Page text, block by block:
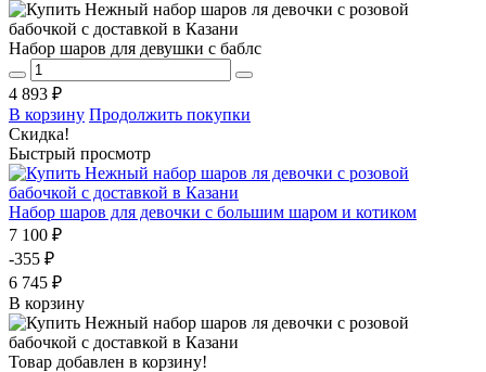
Набор шаров для девушки с баблс
4 893 ₽
В корзину Продолжить покупки
Скидка!
Быстрый просмотр
Набор шаров для девочки с большим шаром и котиком
7 100 ₽
-355 ₽
6 745 ₽
В корзину
Товар добавлен в корзину!